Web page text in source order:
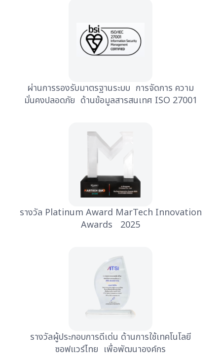
ผ่านการรองรับมาตรฐานระบบ การจัดการ ความ
มั่นคงปลอดภัย ด้านข้อมูลสารสนเทศ ISO 27001
รางวัล Platinum Award MarTech Innovation
Awards 2025
รางวัลผู้ประกอบการดีเด่น ด้านการใช้เทคโนโลยี
ซอฟแวร์ไทย เพื่อพัฒนาองค์กร